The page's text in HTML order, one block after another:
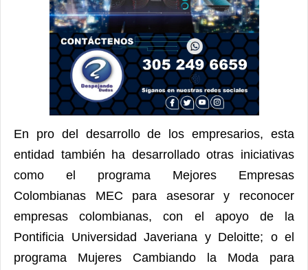
En pro del desarrollo de los empresarios, esta
entidad también ha desarrollado otras iniciativas
como el programa Mejores Empresas
Colombianas MEC para asesorar y reconocer
empresas colombianas, con el apoyo de la
Pontificia Universidad Javeriana y Deloitte; o el
programa Mujeres Cambiando la Moda para